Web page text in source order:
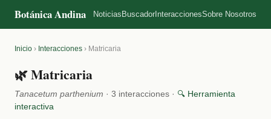
Botánica Andina Noticias Buscador InteraccionesSobre Nosotros
Inicio › Interacciones › Matricaria
🌿 Matricaria
Tanacetum parthenium · 3 interacciones · 🔍 Herramienta
interactiva